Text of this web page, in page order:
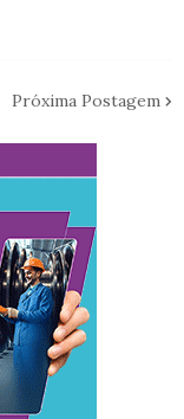
Próxima Postagem